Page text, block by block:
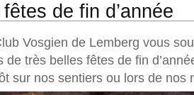
de fin d’année
Vosgien de Lemberg vous
de très belles fêtes de fin
sur nos sentiers ou lors de nos